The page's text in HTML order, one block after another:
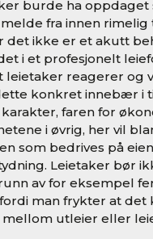
burde ha oppdaget
fra innen
det ikke er et akutt
i et profesjonelt
leietaker reagerer og
konkret innebær i
karakter, faren for
i øvrig, her vil
som bedrives på
Leietaker bør
av for eksempel
man frykter at det
utleier eller